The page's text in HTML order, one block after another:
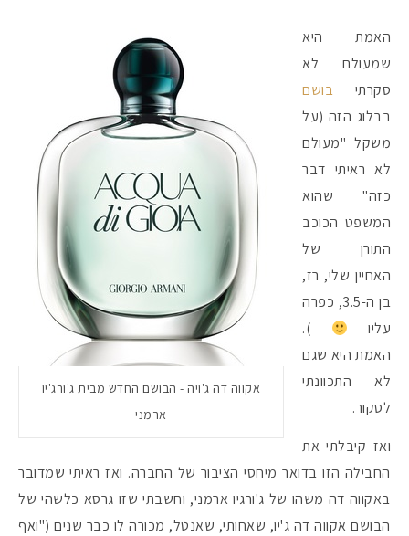
אקווה דה ג'ויה - הבושם החדש מבית ג'ורג'יו
ארמני
האמת היא
שמעולם לא
סקרתי בושם
בבלוג הזה (על
משקל "מעולם
לא ראיתי דבר
כזה" שהוא
המשפט הכוכב
התורן של
האחיין שלי, רז,
בן ה-3.5, כפרה
עליו
).
האמת היא שגם
לא התכוונתי
לסקור.
ואז קיבלתי את
החבילה הזו בדואר מיחסי הציבור של החברה. ואז ראיתי שמדובר
באקווה דה משהו של ג'ורגיו ארמני, וחשבתי שזו גרסא כלשהי של
הבושם אקווה דה ג'יו, שאחותי, שאנטל, מכורה לו כבר שנים ("ואף